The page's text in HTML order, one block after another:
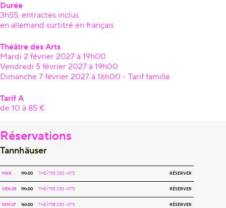
Durée
3h55, entractes inclus
en allemand surtitré en français
Théâtre des Arts
Mardi 2 février 2027 à 19h00
Vendredi 5 février 2027 à 19h00
Dimanche 7 février 2027 à 16h00 - Tarif famille
Tarif A
de 10 à 85 €
Réservations
Tannhäuser
MAR 02 19h00
TANNHÄUSER THÉÂTRE DES ARTS RÉSERVER
VEN 05 19h00
TANNHÄUSER THÉÂTRE DES ARTS RÉSERVER
DIM 07 16h00
TANNHÄUSER THÉÂTRE DES ARTS RÉSERVER